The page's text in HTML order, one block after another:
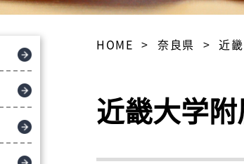
HOME 奈良県 近
近畿大学